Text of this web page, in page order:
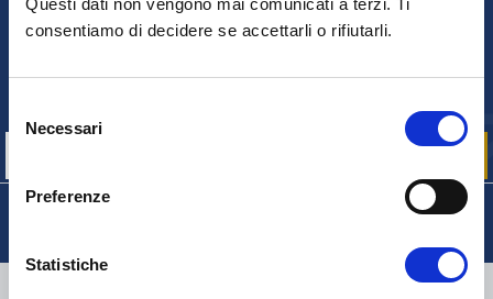
Questi dati non vengono mai comunicati a terzi. Ti
consentiamo di decidere se accettarli o rifiutarli.
delNecessari
Preferenze
Statistiche
Iscriviti per ricevere gratuitamente